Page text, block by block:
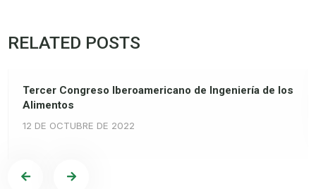
RELATED POSTS
Tercer Congreso Iberoamericano de Ingeniería de los
Alimentos
12 DE OCTUBRE DE 2022